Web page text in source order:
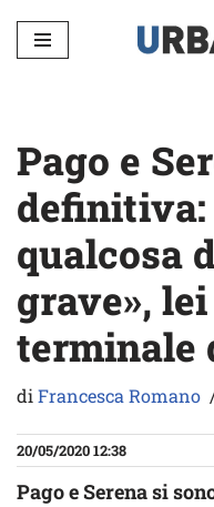
Vai
Pago e
definitiva:
qualcosa
grave»,
terminale
diFrancesca Romano
20/05/2020 12:38
Pago e Serenasi